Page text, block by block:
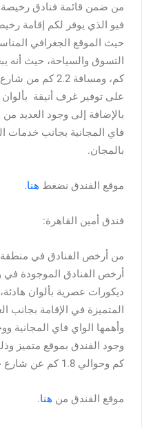
من ضمن قائمة فنادق
فيو الذي يوفر لكم إقامة
حيث الموقع الجغرافي
كم، ومسافة 2.2
على توفير غرف أنيقة
بالإضافة إلى وجود العديد
فاي المجانية بجانب خدمات
بالمجان.
موقع الفندق نضغط هنا.
فندق أمين القاهرة:
من أرخص الفنادق في
أرخص الفنادق الموجودة في
ديكورات عصرية بألوان
المتميزة في الإقامة بجانب
وأهمها الواي فاي المجانية
كم وحوالي 1.8 كم عن شارع خان الخليلي.
موقع الفندق من هنا.